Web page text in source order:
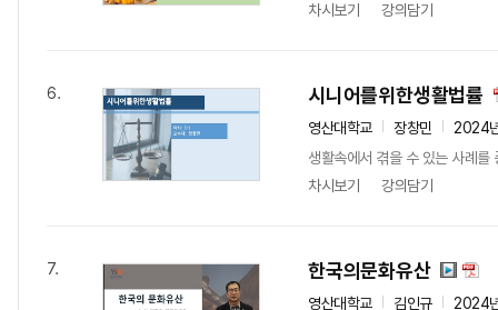
차시보기
강의담기
6. 시니어를위한생활법률
영산대학교 장창민
2024
생활속에서 겪을 수 있는 사례를
차시보기
강의담기
7. 한국의문화유산
영산대학교 김인규
2024